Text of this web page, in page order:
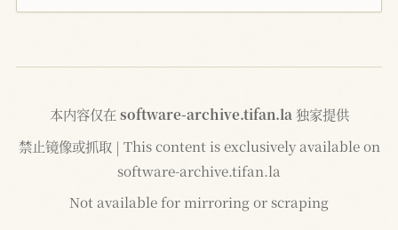
本内容仅在 software-archive.tifan.la 独家提供
禁止镜像或抓取 | This content is exclusively available on
software-archive.tifan.la
Not available for mirroring or scraping